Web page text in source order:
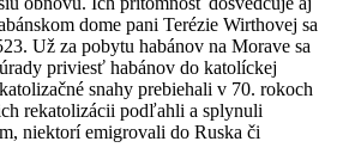
dome pani Terézie Wirthovej sa
Už za pobytu habánov na Morave sa
priviesť habánov do katolíckej
snahy prebiehali v 70. rokoch
rekatolizácii podľahli a splynuli
niektorí emigrovali do Ruska či